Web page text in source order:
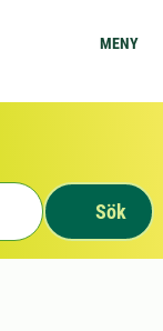
MENY
Sök